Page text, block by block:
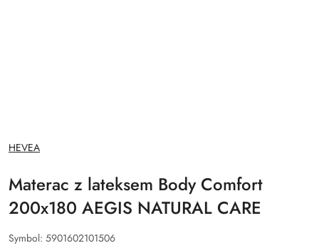
NAZWA
PRODUCENTA:
HEVEA
Materac z lateksem Body Comfort
200x180 AEGIS NATURAL CARE
Symbol: 5901602101506